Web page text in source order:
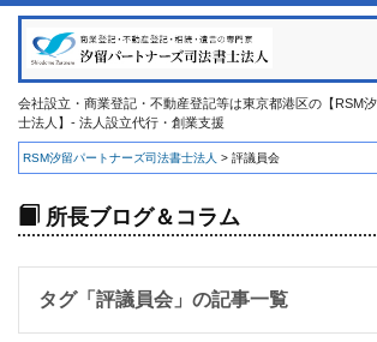
会社設立・商業登記・不動産登記等は東京都港区の【RSM
士法人】- 法人設立代行・創業支援
RSM汐留パートナーズ司法書士法人 > 評議員会
所長ブログ＆コラム
タグ「 評議員会 」の記事一覧